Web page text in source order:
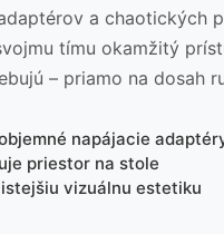
a chaotických
tímu okamžitý
– priamo na dosah
napájacie
priestor na stole
vizuálnu estetiku